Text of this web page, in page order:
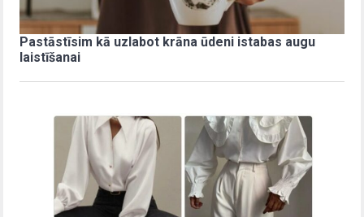
Pastāstīsim kā uzlabot krāna ūdeni istabas augu
laistīšanai